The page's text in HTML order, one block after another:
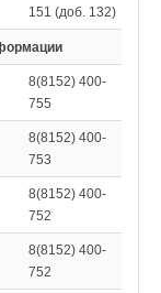
151 (доб. 132)
8(8152) 400-
755
8(8152) 400-
753
8(8152) 400-
752
8(8152) 400-
752